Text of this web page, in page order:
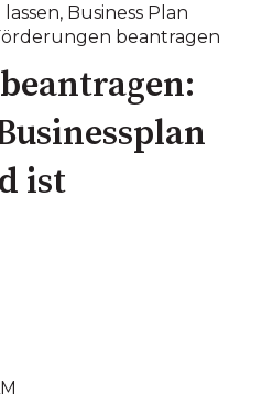
, Business Plan
beantragen
ist